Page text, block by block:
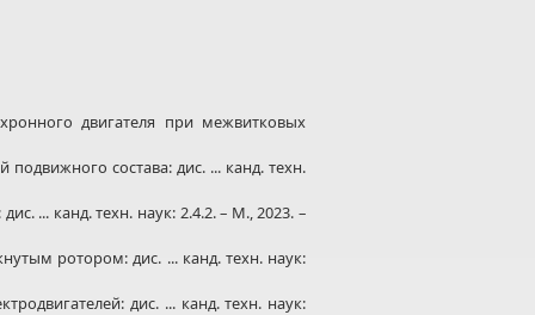
двигателя при межвитковых
состава: дис. ... канд. техн.
... канд. техн. наук: 2.4.2. – М., 2023. –
ротором: дис. ... канд. техн. наук:
дис. ... канд. техн. наук: